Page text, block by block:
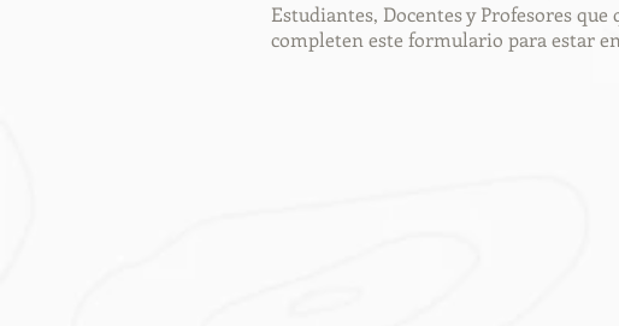
Estudiantes, Docentes y Profesores
completen este formulario para estar